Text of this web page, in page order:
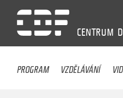
CENTRUM
PROGRAM VZDĚLÁVÁNÍ